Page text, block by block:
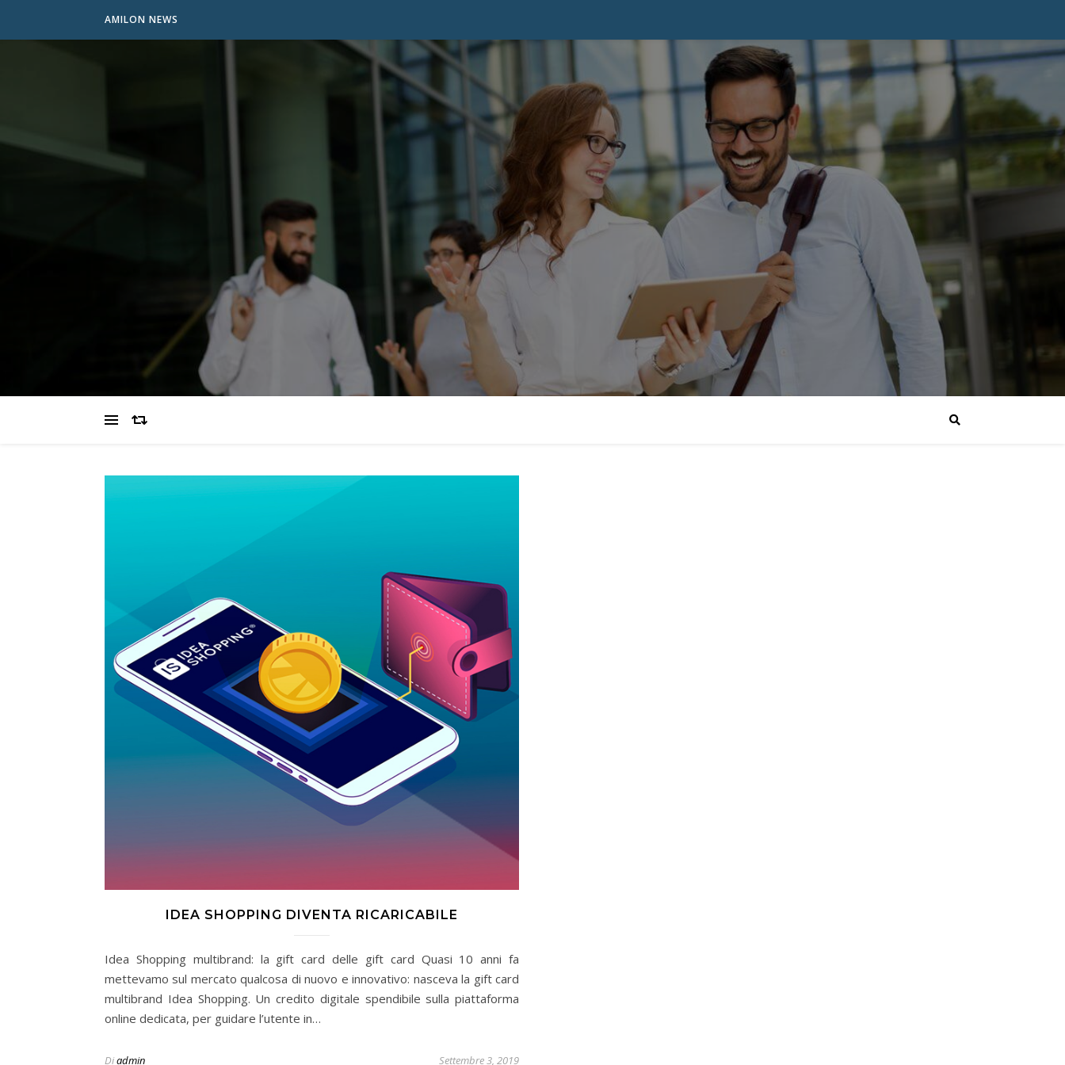
AMILON NEWS
IDEA SHOPPING DIVENTA RICARICABILE
Idea Shopping multibrand: la gift card delle gift card Quasi 10 anni fa
mettevamo sul mercato qualcosa di nuovo e innovativo: nasceva la gift card
multibrand Idea Shopping. Un credito digitale spendibile sulla piattaforma
online dedicata, per guidare l’utente in…
Diadmin Settembre 3, 2019